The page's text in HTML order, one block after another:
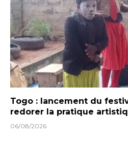
Togo : lancement du
redorer la pratique
06/08/2026